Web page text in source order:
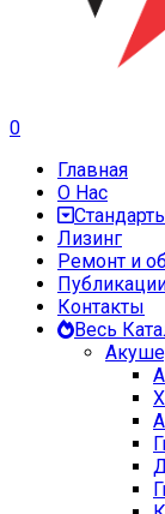
0
Главная
О Нас
Лизинг
Ремонт и
Контакты
Весь